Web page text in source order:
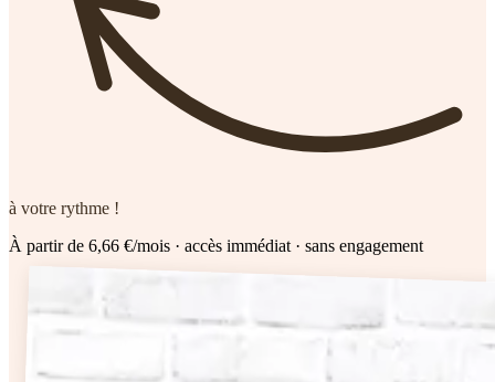
à votre rythme !
À partir de 6,66 €/mois · accès immédiat · sans engagement